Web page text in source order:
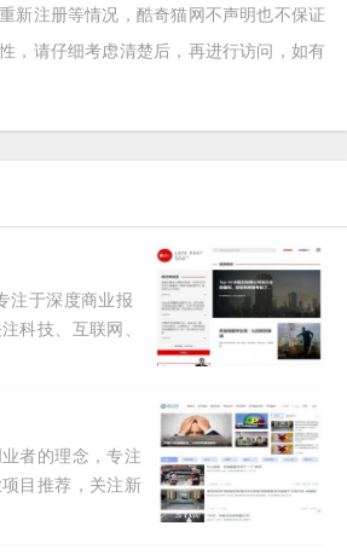
新注册等情况，酷奇猫网不声明也不保证
，请仔细考虑清楚后，再进行访问，如有
注于深度商业报
科技、互联网、
新闻和分析。其
者的理念，专注
目推荐，关注新
以产业趋势解读